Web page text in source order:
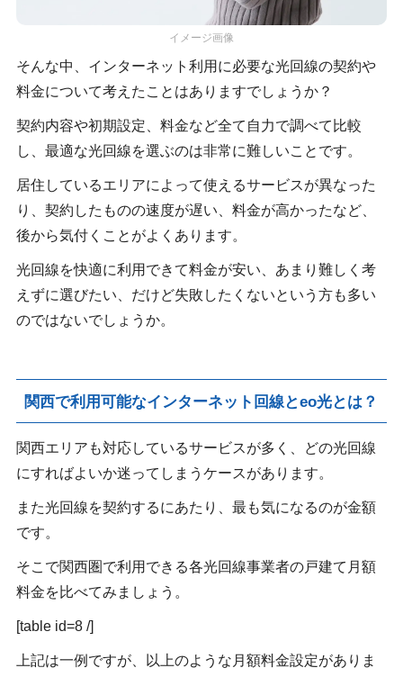
イメージ画像
そんな中、インターネット利用に必要な光回線の契約や
料金について考えたことはありますでしょうか？
契約内容や初期設定、料金など全て自力で調べて比較
し、最適な光回線を選ぶのは非常に難しいことです。
居住しているエリアによって使えるサービスが異なった
り、契約したものの速度が遅い、料金が高かったなど、
後から気付くことがよくあります。
光回線を快適に利用できて料金が安い、あまり難しく考
えずに選びたい、だけど失敗したくないという方も多い
のではないでしょうか。
関西で利用可能なインターネット回線とeo光とは？
関西エリアも対応しているサービスが多く、どの光回線
にすればよいか迷ってしまうケースがあります。
また光回線を契約するにあたり、最も気になるのが金額
です。
そこで関西圏で利用できる各光回線事業者の戸建て月額
料金を比べてみましょう。
[table id=8 /]
上記は一例ですが、以上のような月額料金設定がありま